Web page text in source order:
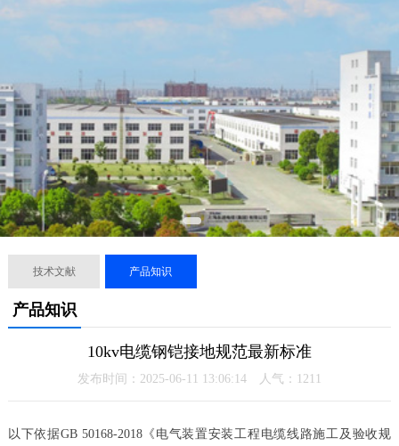
技术文献 产品知识
产品知识
10kv电缆钢铠接地规范最新标准
发布时间：2025-06-11 13:06:14 人气： 1211
以下依据GB 50168-2018《电气装置安装工程电缆线路施工及验收规